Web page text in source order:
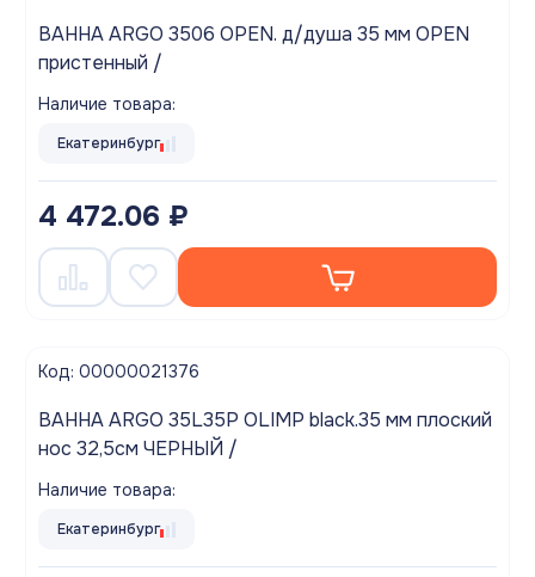
ВАННА ARGO 3506 OPEN. д/душа 35 мм OPEN
пристенный /
Наличие товара:
Екатеринбург
4 472.06 ₽
Код: 00000021376
ВАННА ARGO 35L35P OLIMP black.35 мм плоский
нос 32,5см ЧЕРНЫЙ /
Наличие товара:
Екатеринбург